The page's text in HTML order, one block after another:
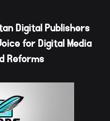
Digital Publishers
for Digital Media
Reforms